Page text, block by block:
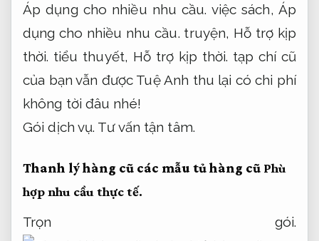
Áp dụng cho nhiều nhu cầu. việc sách, Áp
dụng cho nhiều nhu cầu. truyện, Hỗ trợ kịp
thời. tiểu thuyết, Hỗ trợ kịp thời. tạp chí cũ
của bạn vẫn được Tuệ Anh thu lại có chi phí
không tời đâu nhé!
Gói dịch vụ. Tư vấn tận tâm.
Thanh lý hàng cũ các mẫu tủ hàng cũ Phù
hợp nhu cầu thực tế.
Trọn gói.